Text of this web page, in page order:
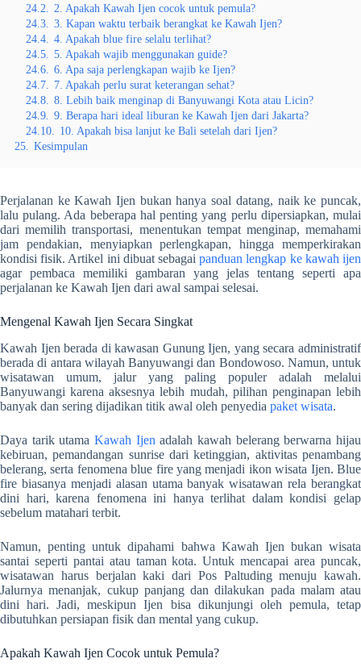
24.2.
2. Apakah Kawah Ijen cocok untuk pemula?
24.3.
3. Kapan waktu terbaik berangkat ke Kawah Ijen?
24.4.
4. Apakah blue fire selalu terlihat?
24.5.
5. Apakah wajib menggunakan guide?
24.6.
6. Apa saja perlengkapan wajib ke Ijen?
24.7.
7. Apakah perlu surat keterangan sehat?
24.8.
8. Lebih baik menginap di Banyuwangi Kota atau Licin?
24.9.
9. Berapa hari ideal liburan ke Kawah Ijen dari Jakarta?
24.10.
10. Apakah bisa lanjut ke Bali setelah dari Ijen?
25.
Kesimpulan
Perjalanan ke Kawah Ijen bukan hanya soal datang, naik ke puncak,
lalu pulang. Ada beberapa hal penting yang perlu dipersiapkan, mulai
dari memilih transportasi, menentukan tempat menginap, memahami
jam pendakian, menyiapkan perlengkapan, hingga memperkirakan
kondisi fisik. Artikel ini dibuat sebagaipanduan lengkap ke kawah ijen
agar pembaca memiliki gambaran yang jelas tentang seperti apa
perjalanan ke Kawah Ijen dari awal sampai selesai.
Mengenal Kawah Ijen Secara Singkat
Kawah Ijen berada di kawasan Gunung Ijen, yang secara administratif
berada di antara wilayah Banyuwangi dan Bondowoso. Namun, untuk
wisatawan umum, jalur yang paling populer adalah melalui
Banyuwangi karena aksesnya lebih mudah, pilihan penginapan lebih
banyak dan sering dijadikan titik awal oleh penyedia paket wisata.
Daya tarik utama Kawah Ijen adalah kawah belerang berwarna hijau
kebiruan, pemandangan sunrise dari ketinggian, aktivitas penambang
belerang, serta fenomena blue fire yang menjadi ikon wisata Ijen. Blue
fire biasanya menjadi alasan utama banyak wisatawan rela berangkat
dini hari, karena fenomena ini hanya terlihat dalam kondisi gelap
sebelum matahari terbit.
Namun, penting untuk dipahami bahwa Kawah Ijen bukan wisata
santai seperti pantai atau taman kota. Untuk mencapai area puncak,
wisatawan harus berjalan kaki dari Pos Paltuding menuju kawah.
Jalurnya menanjak, cukup panjang dan dilakukan pada malam atau
dini hari. Jadi, meskipun Ijen bisa dikunjungi oleh pemula, tetap
dibutuhkan persiapan fisik dan mental yang cukup.
Apakah Kawah Ijen Cocok untuk Pemula?